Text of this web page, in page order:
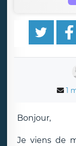
1
Bonjour,
Je viens de